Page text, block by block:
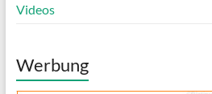
Videos
Werbung